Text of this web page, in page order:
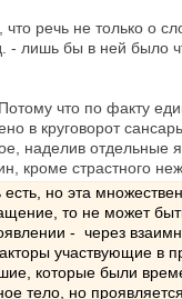
что речь не только о
лишь бы в ней было
что по факту
в круговорот
наделив отдельные
кроме страстного
но эта
то не может
- через
участвующие в
которые были
тело, но